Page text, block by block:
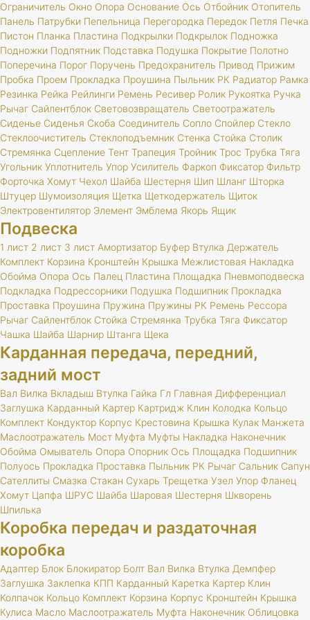
Ограничитель Окно Опора Основание Ось Отбойник Отопитель
Панель Патрубки Пепельница Перегородка Передок Петля Печка
Пистон Планка Пластина Подкрылки Подкрылок Подножка
Подножки Подпятник Подставка Подушка Покрытие Полотно
Поперечина Порог Поручень Предохранитель Привод Прижим
Пробка Проем Прокладка Проушина Пыльник РК Радиатор Рамка
Резинка Рейка Рейлинги Ремень Ресивер Ролик Рукоятка Ручка
Рычаг Сайлентблок Световозвращатель Светоотражатель
Сиденье Сиденья Скоба Соединитель Сопло Спойлер Стекло
Стеклоочиститель Стеклоподъемник Стенка Стойка Столик
Стремянка Сцепление Тент Трапеция Тройник Трос Трубка Тяга
Угольник Уплотнитель Упор Усилитель Фаркоп Фиксатор Фильтр
Форточка Хомут Чехол Шайба Шестерня Шип Шланг Шторка
Штуцер Шумоизоляция Щетка Щеткодержатель Щиток
Электровентилятор Элемент Эмблема Якорь Ящик
Подвеска
1 лист 2 лист 3 лист Амортизатор Буфер Втулка Держатель
Комплект Корзина Кронштейн Крышка Межлистовая Накладка
Обойма Опора Ось Палец Пластина Площадка Пневмоподвеска
Подкладка Подрессорники Подушка Подшипник Прокладка
Проставка Проушина Пружина Пружины РК Ремень Рессора
Рычаг Сайлентблок Стойка Стремянка Трубка Тяга Фиксатор
Чашка Шайба Шарнир Штанга Щека
Карданная передача, передний,
задний мост
Вал Вилка Вкладыш Втулка Гайка Гл Главная Дифференциал
Заглушка Карданный Картер Картридж Клин Колодка Кольцо
Комплект Кондуктор Корпус Крестовина Крышка Кулак Манжета
Маслоотражатель Мост Муфта Муфты Накладка Наконечник
Обойма Омыватель Опора Опорник Ось Площадка Подшипник
Полуось Прокладка Проставка Пыльник РК Рычаг Сальник Сапун
Сателлиты Смазка Стакан Сухарь Трещетка Узел Упор Фланец
Хомут Цапфа ШРУС Шайба Шаровая Шестерня Шкворень
Шпилька
Коробка передач и раздаточная
коробка
Адаптер Блок Блокиратор Болт Вал Вилка Втулка Демпфер
Заглушка Заклепка КПП Карданный Каретка Картер Клин
Колпачок Кольцо Комплект Корзина Корпус Кронштейн Крышка
Кулиса Масло Маслоотражатель Муфта Наконечник Облицовка